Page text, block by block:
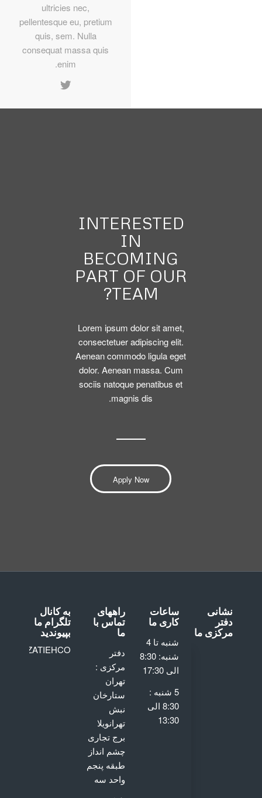
ultricies nec,
pellentesque eu, pretium
quis, sem. Nulla
consequat massa quis
enim.
INTERESTED
IN
BECOMING
PART OF OUR
TEAM?
Lorem ipsum dolor sit amet,
consectetuer adipiscing elit.
Aenean commodo ligula eget
dolor. Aenean massa. Cum
sociis natoque penatibus et
magnis dis.
Apply Now
به کانال
تلگرام ما
بپیوندید
راههای
تماس با
ما
دفتر
مرکزی :
تهران
ستارخان
نبش
تهرانویلا
برج تجاری
چشم انداز
طبقه پنجم
واحد سه
ساعات
کاری ما
شنبه تا 4
شنبه: 8:30
الی 17:30
5 شنبه :
8:30 الی
13:30
نشانی
دفتر
مرکزی ما
DIRECTIONS